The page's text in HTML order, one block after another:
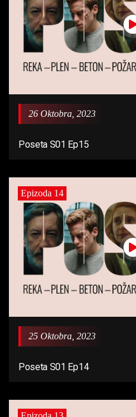
26 Oktobra, 2023
Poseta S01 Ep15
Epizoda 14
25 Oktobra, 2023
Poseta S01 Ep14